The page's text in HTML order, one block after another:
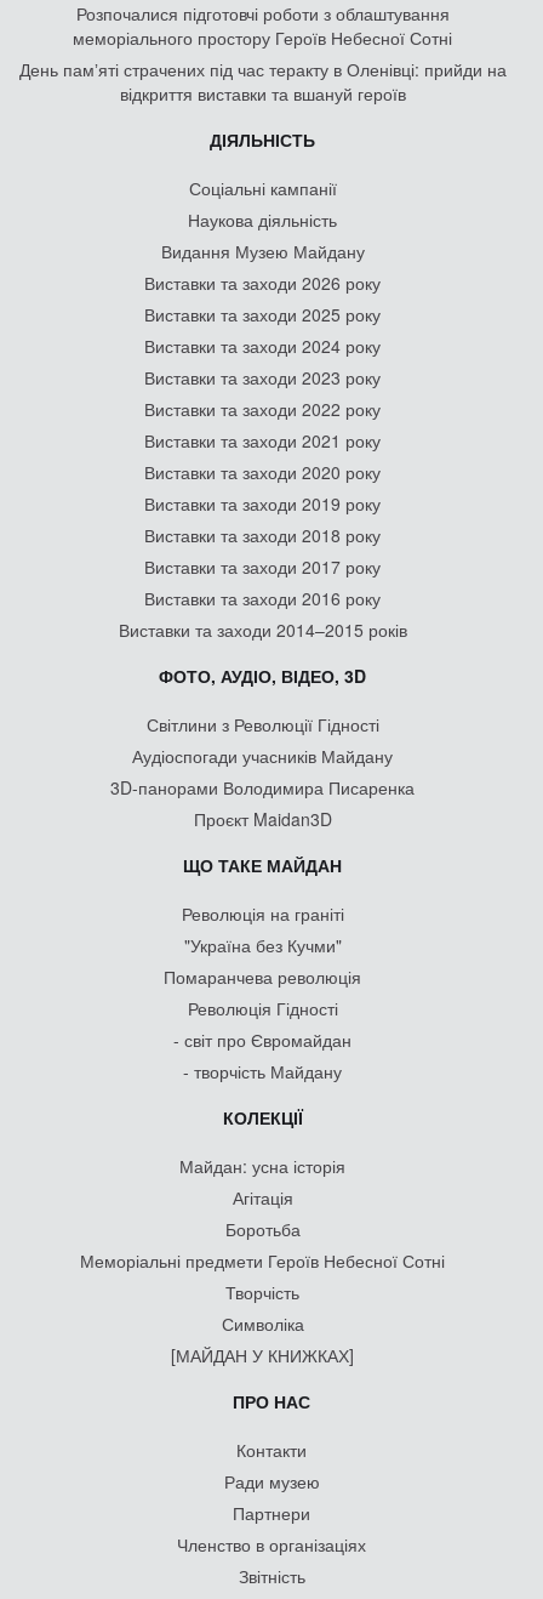
Розпочалися підготовчі роботи з облаштування
меморіального простору Героїв Небесної Сотні
День памʼяті страчених під час теракту в Оленівці: прийди на
відкриття виставки та вшануй героїв
ДІЯЛЬНІСТЬ
Соціальні кампанії
Наукова діяльність
Видання Музею Майдану
Виставки та заходи 2026 року
Виставки та заходи 2025 року
Виставки та заходи 2024 року
Виставки та заходи 2023 року
Виставки та заходи 2022 року
Виставки та заходи 2021 року
Виставки та заходи 2020 року
Виставки та заходи 2019 року
Виставки та заходи 2018 року
Виставки та заходи 2017 року
Виставки та заходи 2016 року
Виставки та заходи 2014–2015 років
ФОТО, АУДІО, ВІДЕО, 3D
Світлини з Революції Гідності
Аудіоспогади учасників Майдану
3D-панорами Володимира Писаренка
Проєкт Maidan3D
ЩО ТАКЕ МАЙДАН
Революція на граніті
"Україна без Кучми"
Помаранчева революція
Революція Гідності
- світ про Євромайдан
- творчість Майдану
КОЛЕКЦІЇ
Майдан: усна історія
Агітація
Боротьба
Меморіальні предмети Героїв Небесної Сотні
Творчість
Символіка
[МАЙДАН У КНИЖКАХ]
ПРО НАС
Контакти
Ради музею
Партнери
Членство в організаціях
Звітність